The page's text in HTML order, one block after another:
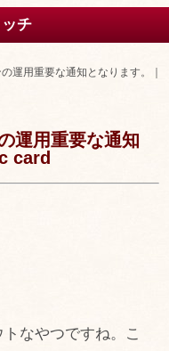
チ
運用重要な通知となります。｜
運用重要な通知
card
なやつですね。こ